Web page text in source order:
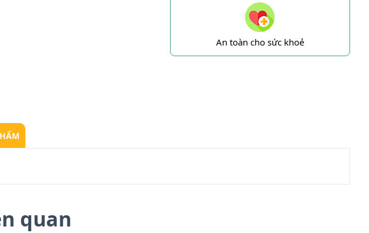
An toàn cho sức khoẻ
quan